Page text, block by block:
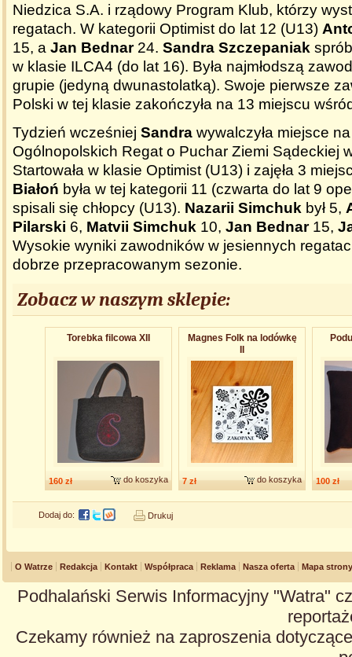
Niedzica S.A. i rządowy Program Klub, którzy
regatach. W kategorii Optimist do lat 12 (U13)
15, a Jan Bednar24. Sandra Szczepaniak
w klasie ILCA4 (do lat 16). Była najmłodszą
grupie (jedyną dwunastolatką). Swoje pierwsze
Polski w tej klasie zakończyła na 13 miejscu
Tydzień wcześniej Sandra wywalczyła miejsce
Ogólnopolskich Regat o Puchar Ziemi Sądeckiej
Startowała w klasie Optimist (U13) i zajęła 3
Białoń była w tej kategorii 11 (czwarta do lat 9
spisali się chłopcy (U13). Nazarii Simchuk był 5,
Pilarski 6, Matvii Simchuk 10, Jan Bednar15,
Wysokie wyniki zawodników w jesiennych
dobrze przepracowanym sezonie.
Zobacz w naszym sklepie:
Torebka filcowa XII
160 zł do koszyka
Magnes Folk na lodówkę
7 zł do koszyka 100 zł
Dodaj do: Drukuj
O Watrze Redakcja Kontakt Współpraca Reklama Nasza oferta Mapa strony
Podhalański Serwis Informacyjny "Watra"
Czekamy również na zaproszenia